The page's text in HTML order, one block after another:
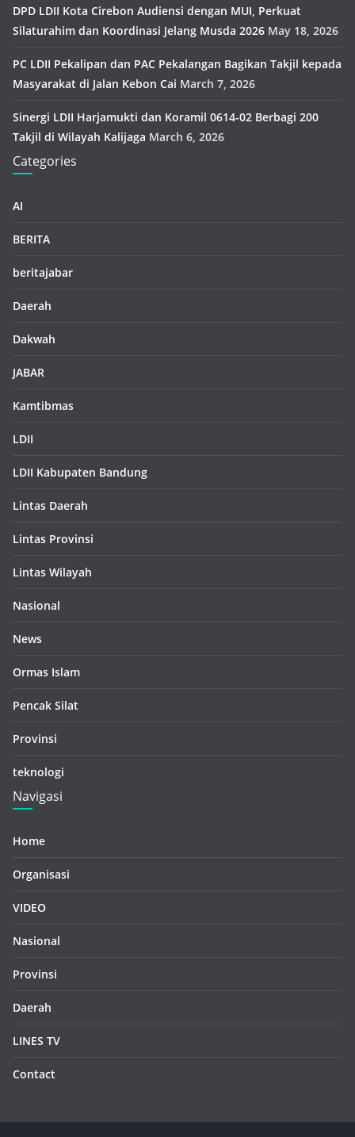
DPD LDII Kota Cirebon Audiensi dengan MUI, Perkuat
Silaturahim dan Koordinasi Jelang Musda 2026 May 18, 2026
PC LDII Pekalipan dan PAC Pekalangan Bagikan Takjil kepada
Masyarakat di Jalan Kebon Cai March 7, 2026
Sinergi LDII Harjamukti dan Koramil 0614-02 Berbagi 200
Takjil di Wilayah Kalijaga March 6, 2026
Categories
AI
BERITA
beritajabar
Daerah
Dakwah
JABAR
Kamtibmas
LDII
LDII Kabupaten Bandung
Lintas Daerah
Lintas Provinsi
Lintas Wilayah
Nasional
News
Ormas Islam
Pencak Silat
Provinsi
teknologi
Navigasi
Home
Organisasi
VIDEO
Nasional
Provinsi
Daerah
LINES TV
Contact